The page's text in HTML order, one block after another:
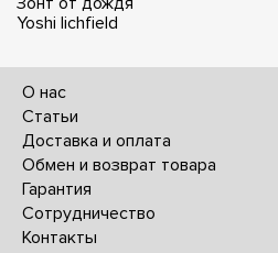
Yoshi lichfield
О нас
Статьи
Доставка и оплата
Обмен и возврат товара
Гарантия
Сотрудничество
Контакты